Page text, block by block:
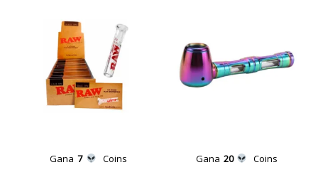
Gana 7 Coins Gana 20 Coins